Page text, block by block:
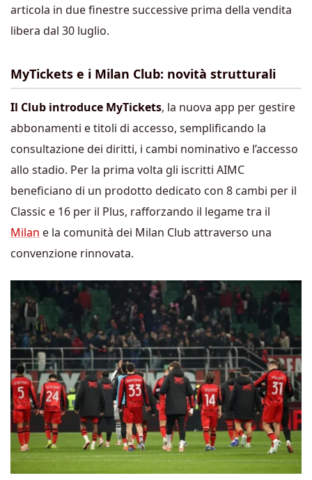
articola in due finestre successive prima della vendita
libera dal 30 luglio.
MyTickets e i Milan Club: novità strutturali
Il Club introduce MyTickets, la nuova app per gestire
abbonamenti e titoli di accesso, semplificando la
consultazione dei diritti, i cambi nominativo e l’accesso
allo stadio. Per la prima volta gli iscritti AIMC
beneficiano di un prodotto dedicato con 8 cambi per il
Classic e 16 per il Plus, rafforzando il legame tra il
Milan e la comunità dei Milan Club attraverso una
convenzione rinnovata.